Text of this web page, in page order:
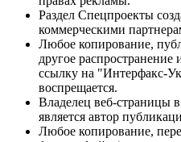
Раздел Спецпроекты
коммерческими
Любое копирование,
другое
ссылку на "Интерфакс-
воспрещается.
Владелец веб-страницы
является автор
Любое копирование,